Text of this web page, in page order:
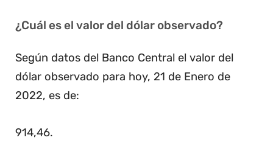
¿Cuál es el valor del dólar observado?
Según datos del Banco Central el valor del
dólar observado para hoy, 21 de Enero de
2022, es de:
914,46.